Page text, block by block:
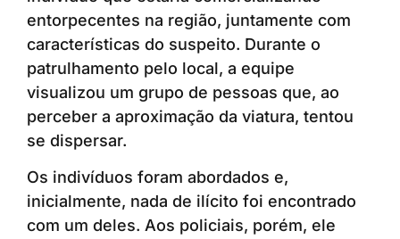
entorpecentes na região, juntamente com
características do suspeito. Durante o
patrulhamento pelo local, a equipe
visualizou um grupo de pessoas que, ao
perceber a aproximação da viatura, tentou
se dispersar.
Os indivíduos foram abordados e,
inicialmente, nada de ilícito foi encontrado
com um deles. Aos policiais, porém, ele